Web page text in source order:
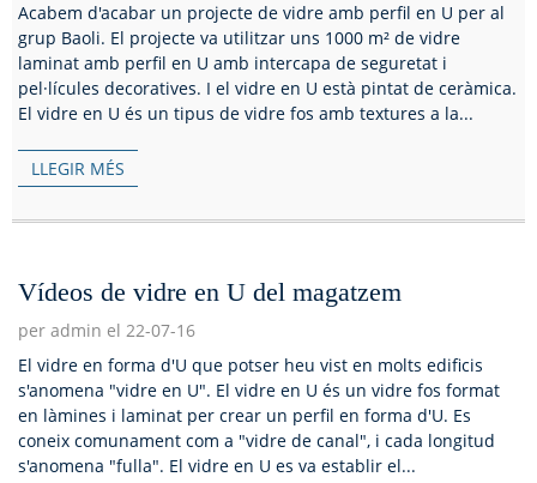
Acabem d'acabar un projecte de vidre amb perfil en U per al
grup Baoli. El projecte va utilitzar uns 1000 m² de vidre
laminat amb perfil en U amb intercapa de seguretat i
pel·lícules decoratives. I el vidre en U està pintat de ceràmica.
El vidre en U és un tipus de vidre fos amb textures a la...
LLEGIR MÉS
Vídeos de vidre en U del magatzem
per admin el 22-07-16
El vidre en forma d'U que potser heu vist en molts edificis
s'anomena "vidre en U". El vidre en U és un vidre fos format
en làmines i laminat per crear un perfil en forma d'U. Es
coneix comunament com a "vidre de canal", i cada longitud
s'anomena "fulla". El vidre en U es va establir el...